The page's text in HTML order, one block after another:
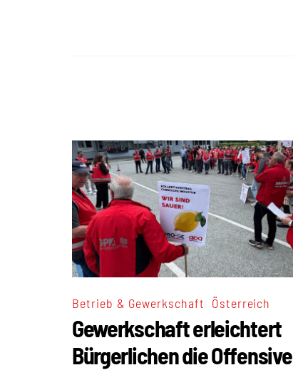
Betrieb & Gewerkschaft Österreich
Gewerkschaft erleichtert
Bürgerlichen die Offensive